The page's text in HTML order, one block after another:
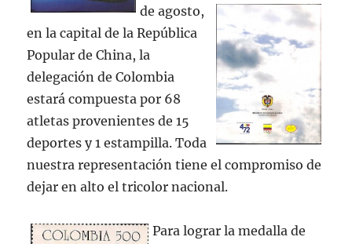
de agosto,
en la capital de la República
Popular de China, la
delegación de Colombia
estará compuesta por 68
atletas provenientes de 15
deportes y 1 estampilla. Toda
nuestra representación tiene el compromiso de
dejar en alto el tricolor nacional.
Para lograr la medalla de